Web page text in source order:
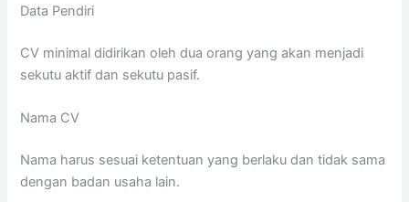
Data Pendiri
CV minimal didirikan oleh dua orang yang akan menjadi
sekutu aktif dan sekutu pasif.
Nama CV
Nama harus sesuai ketentuan yang berlaku dan tidak sama
dengan badan usaha lain.